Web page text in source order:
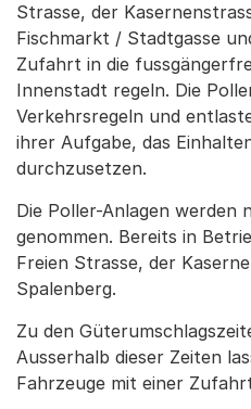
Strasse, der
Fischmarkt / Stadtgasse
Zufahrt in die
Innenstadt regeln. Die
Verkehrsregeln und
ihrer Aufgabe, das
durchzusetzen.
Die Poller-Anlagen werden
genommen. Bereits in
Freien Strasse, der
Spalenberg.
Zu den
Ausserhalb dieser Zeiten
Fahrzeuge mit einer